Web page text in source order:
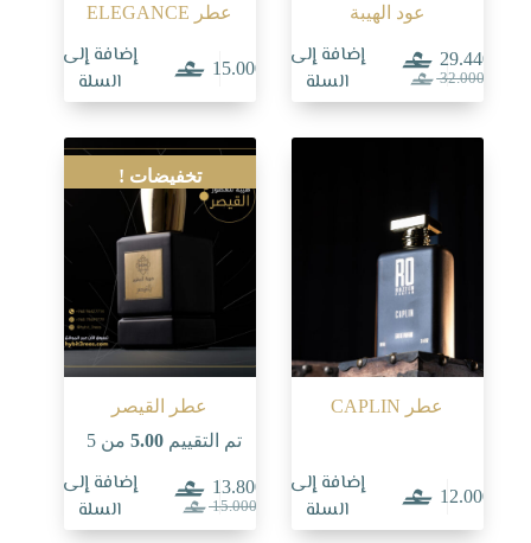
عود الهيبة
32.000السعر
الأصلي
32.000.
29.440
السعر
الحالي
29.440.
إضافة إلى
السلة
عطر ELEGANCE
15.000
إضافة إلى
السلة
عطر CAPLIN
12.000
إضافة إلى
السلة
تخفيضات !
عطر القيصر
تم التقييم5.00 من 5
15.000السعر
الأصلي
13.800
السعر
الحالي
إضافة إلى
السلة